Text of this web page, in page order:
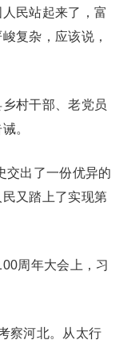
民站起来了，富
复杂，应该说，
村干部、老党员
。
交出了一份优异的
又踏上了实现第
周年大会上，习
察河北。从太行